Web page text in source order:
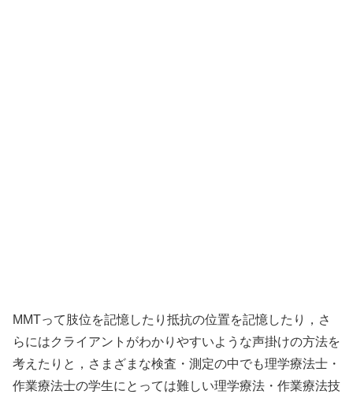
MMTって肢位を記憶したり抵抗の位置を記憶したり，さ
らにはクライアントがわかりやすいような声掛けの方法を
考えたりと，さまざまな検査・測定の中でも理学療法士・
作業療法士の学生にとっては難しい理学療法・作業療法技